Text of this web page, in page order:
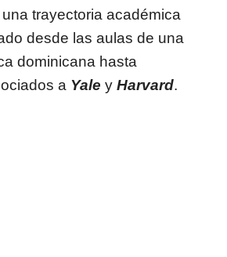
trayectoria académica
desde las aulas de una
dominicana hasta
a Yale y Harvard.